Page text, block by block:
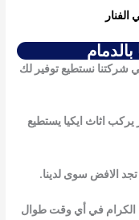
شركتنا نستطيع توفير لك
يركب اثاث ايكيا يستطيع
الافض سوى لدينا.
الكرام في أي وقت طوال